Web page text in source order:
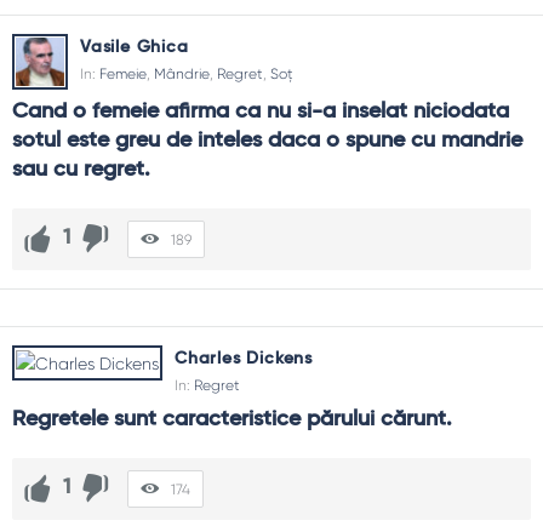
Vasile Ghica
In: Femeie, Mândrie, Regret, Soț
Cand o femeie afirma ca nu si-a inselat niciodata
sotul este greu de inteles daca o spune cu mandrie
sau cu regret.
1 189
Charles Dickens
In: Regret
Regretele sunt caracteristice părului cărunt.
1 174